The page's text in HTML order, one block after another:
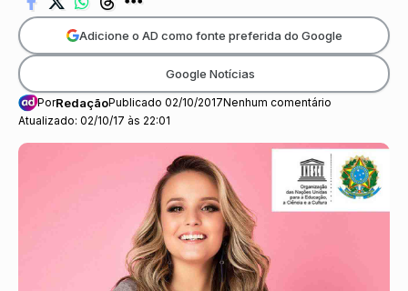
Atualizado: 02/10/17 às 22:01
PorRedaçãoPublicado 02/10/2017Nenhum comentário
Adicione o AD como fonte preferida do Google
Google Notícias